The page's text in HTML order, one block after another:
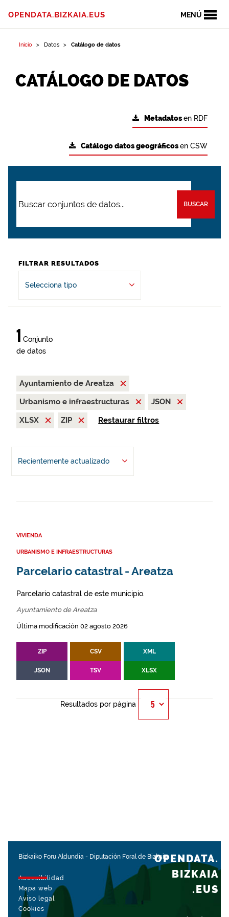
MENÚ
OPENDATA.BIZKAIA.EUS
Inicio Datos Catálogo de datos
CATÁLOGO DE DATOS
Metadatosen RDF
Catálogo datos geográficosen CSW
BUSCAR
FILTRAR RESULTADOS
Selecciona tipo
1 Conjunto
de datos
Ayuntamiento de Areatza
Urbanismo e infraestructuras
JSON
XLSX
ZIP Restaurar filtros
Recientemente actualizado
VIVIENDA
URBANISMO E INFRAESTRUCTURAS
Parcelario catastral - Areatza
Parcelario catastral de este municipio.
Ayuntamiento de Areatza
Última modificación 02 agosto 2026
ZIP CSV XML
JSON TSV XLSX
Resultados por página
Bizkaiko Foru Aldundia - Diputación Foral de Bizkaia
Accesibilidad
Mapa web
Aviso legal
Cookies
OPENDATA.
BIZKAIA
.EUS